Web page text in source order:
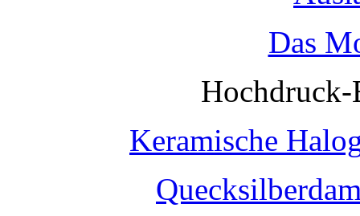
Das
Hochdruck-
Keramische